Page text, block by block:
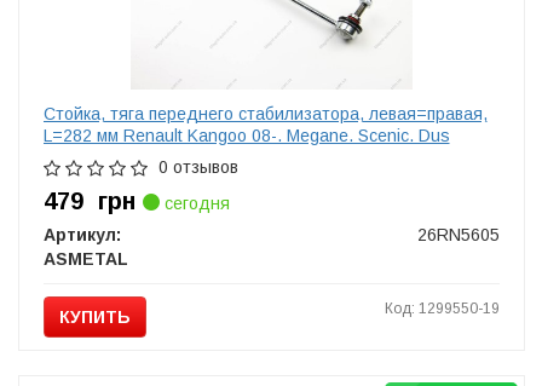
Стойка, тяга переднего стабилизатора, левая=правая,
L=282 мм Renault Kangoo 08-. Megane. Scenic. Dus
0 отзывов
479 грн
сегодня
Артикул:
26RN5605
ASMETAL
КУПИТЬ Код: 1299550-19